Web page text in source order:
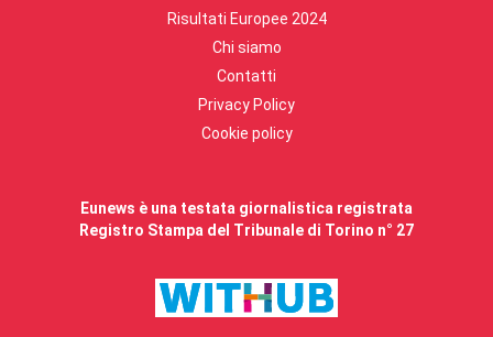
Risultati Europee 2024
Chi siamo
Contatti
Privacy Policy
Cookie policy
Eunews è una testata giornalistica registrata
Registro Stampa del Tribunale di Torino n° 27